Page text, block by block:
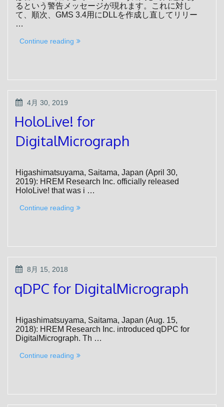
るという警告メッセージが現れます。これに対し
て、順次、GMS 3.4用にDLLを作成し直してリリー
…
Continue reading “HREM
2020”
POSTED
4月 30, 2019
HoloLive! for
DigitalMicrograph
Higashimatsuyama, Saitama, Japan (April 30,
2019): HREM Research Inc. officially released
HoloLive! that was i …
Continue reading “HoloLive!
POSTED
8月 15, 2018
qDPC for DigitalMicrograph
Higashimatsuyama, Saitama, Japan (Aug. 15,
2018): HREM Research Inc. introduced qDPC for
DigitalMicrograph. Th …
Continue reading “qDPC